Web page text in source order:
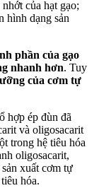
của hạt gạo;
hình dạng sản
phần của gạo
nhanh hơn. Tuy
của cơm tự
hợp ép đùn đã
và oligosacarit
trong hệ tiêu hóa
oligosacarit,
xuất cơm tự
hóa.